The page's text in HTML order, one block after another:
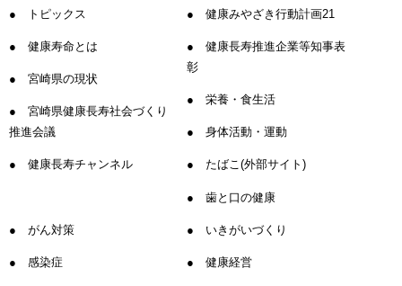
トピックス
健康寿命とは
宮崎県の現状
宮崎県健康長寿社会づくり
推進会議
健康長寿チャンネル
健康みやざき行動計画21
健康長寿推進企業等知事表
彰
栄養・食生活
身体活動・運動
たばこ(外部サイト)
歯と口の健康
がん対策
感染症
いきがいづくり
健康経営